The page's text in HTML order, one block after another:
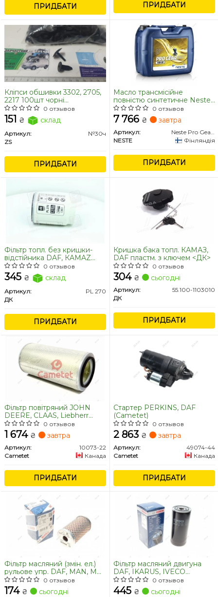
ПРИДБАТИ ПРИДБАТИ
Кліпси обшивки 3302, 2705,
2217 100шт чорні
(пістон+гніздо) Газель, DAF
(Універсальний))
0 отзывов
151 ₴ склад
Артикул:
№30ч
ZS
ПРИДБАТИ
Масло трансмісійне
повністю синтетичне Neste
Pro Gear75W-80 (20л.)
0 отзывов
7 766 ₴ завтра
Артикул:
Neste Pro Gear75W-80 20L
NESTE
Фінляндія
ПРИДБАТИ
Фільтр топл. без кришки-
відстійника DAF, КAMAZ
EURO-2, (270л/год) <ДК>
0 отзывов
345 ₴ склад
Артикул:
PL 270
ДК
ПРИДБАТИ
Кришка бака топл. КАМАЗ,
DAF пластм. з ключем <ДК>
0 отзывов
304 ₴ сьогодні
Артикул:
55.100-1103010
ДК
ПРИДБАТИ
Фільтр повітряний JOHN
DEERE, CLAAS, Liebherr
(Cametet) CLAAS [643169,
6431690] MERCEDES-BENZ
[0010947904] LIEBHERR
[736 7183, 736 7184] AGCO
[2165059] PERKINS
[AZ48195] CNH [060503834]
DAF [0607179, 607179]
FENDT [F29120009010
0 отзывов
1 674 ₴ завтра
Артикул:
10073-22
Cametet
Канада
ПРИДБАТИ
Стартер PERKINS, DAF
(Cametet)
0 отзывов
2 863 ₴ завтра
Артикул:
49074-44
Cametet
Канада
ПРИДБАТИ
Фільтр масляний (змін. ел.)
рульове упр. DAF, MAN, MB,
RVI, VOLVO (TRUCK) (пр-во
Bosch)
0 отзывов
174 ₴ сьогодні
Фільтр масляний двигуна
DAF, IKARUS, IVECO
(TRUCK) (пр-во Bosch)
0 отзывов
445 ₴ сьогодні